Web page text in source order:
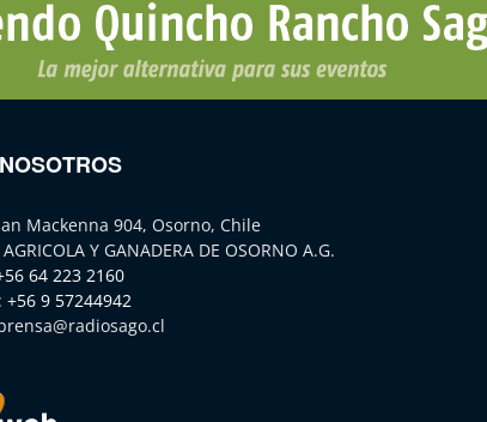
Mackenna 904, Osorno, Chile
Y GANADERA DE OSORNO A.G.
64 223 2160
+56 9 57244942